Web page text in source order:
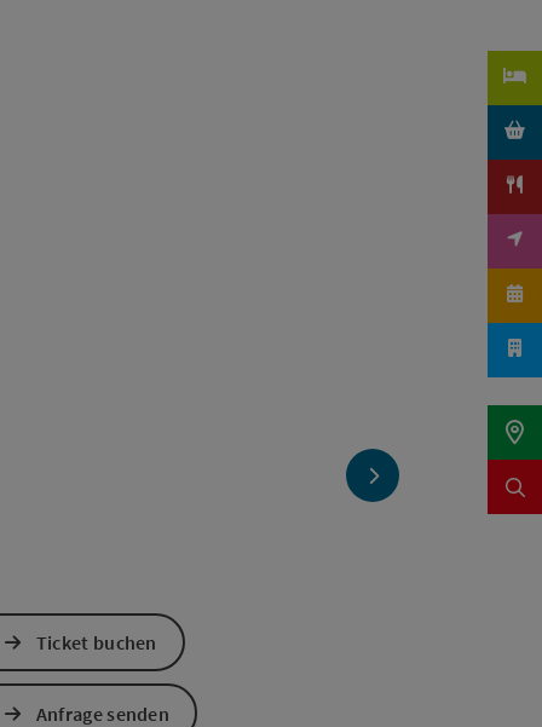
nächstes Element
Ticket buchen
Anfrage senden